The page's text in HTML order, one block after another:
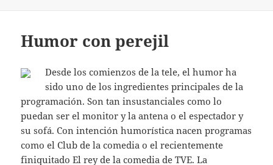
Humor con perejil
Desde los comienzos de la tele, el humor ha
sido uno de los ingredientes principales de la
programación. Son tan insustanciales como lo
puedan ser el monitor y la antena o el espectador y
su sofá. Con intención humorística nacen programas
como el Club de la comedia o el recientemente
finiquitado El rey de la comedia de TVE. La